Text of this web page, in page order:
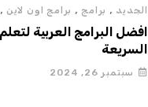
الجديد , برامج , برامج اون لاين ,
افضل البرامج العربية
السريعة
سبتمبر 26, 2024